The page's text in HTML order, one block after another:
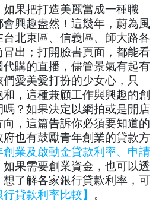
果把打造美麗當成一種職
興趣盎然！這幾年，蔚為風
北東區、信義區、師大路各
出；打開臉書頁面，都能看
購的直播，儘管景氣有起有
愛美愛打扮的少女心，只
，這種兼顧工作與興趣的創
？如果決定以網拍或是開店
，這篇告訴你必須要知道的
也有鼓勵青年創業的貸款方
創業及啟動金貸款利率、申請
如果需要創業資金，也可以透
想了解各家銀行貸款利率，可
貸款利率比較】 。